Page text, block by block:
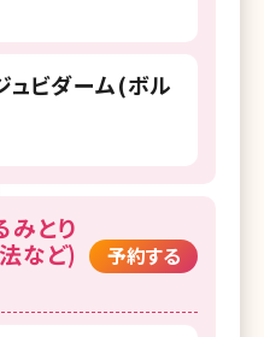
ュビダーム(ボル
みとり
など)
予約する